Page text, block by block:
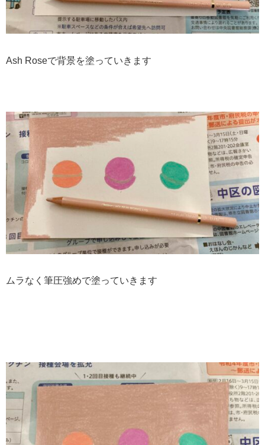
Ash Roseで背景を塗っていきます
ムラなく筆圧強めで塗っていきます